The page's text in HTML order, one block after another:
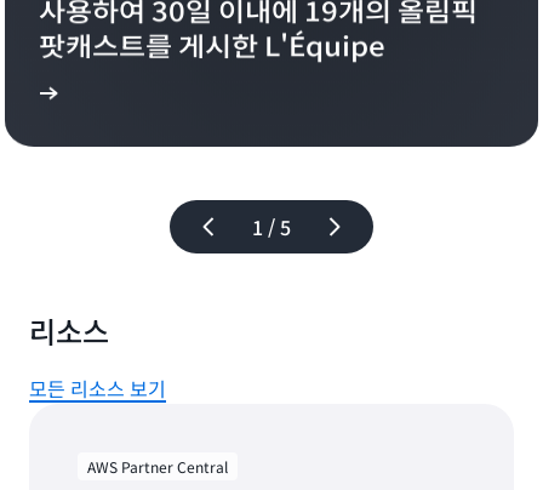
1 / 5
사용하여 30일 이내에 19개의 올림픽
자세히 알
리소스
모든 리소스 보기
AWS Partner Central